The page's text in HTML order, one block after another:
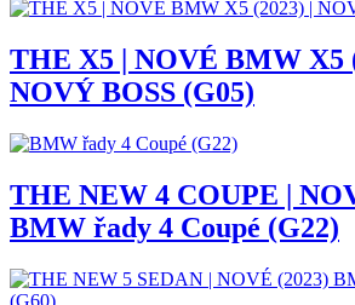
THE X5 | NOVÉ BMW X5
NOVÝ BOSS (G05)
THE NEW 4 COUPE |
BMW řady 4 Coupé (G22)